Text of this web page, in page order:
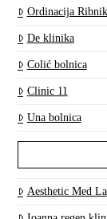
Ordinacija
De klinika
Colić bolnica
Clinic 11
Una bolnica
Aesthetic Med